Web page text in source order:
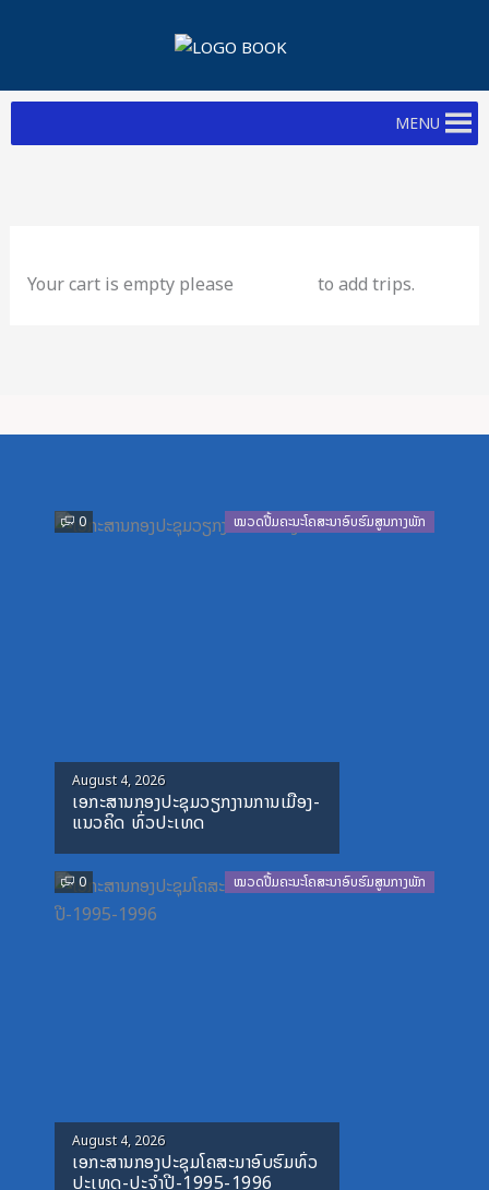
MENU
Your cart is empty please to add trips.
0 ໝວດປື້ມຄະນະໂຄສະນາອົບຮົມສູນກາງພັກ
Posted
on
August 4, 2026
ເອກະສານກອງປະຊຸມວຽກງານການເມືອງ-
ແນວຄິດ ທົ່ວປະເທດ
0 ໝວດປື້ມຄະນະໂຄສະນາອົບຮົມສູນກາງພັກ
Posted
on
August 4, 2026
ເອກະສານກອງປະຊຸມໂຄສະນາອົບຮົມທົ່ວ
ປະເທດ-ປະຈໍາປີ-1995-1996
Previous
Next